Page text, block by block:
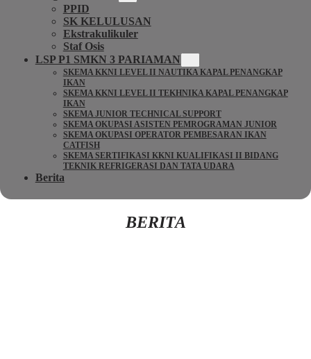
PPID
SK KELULUSAN
Ekstrakulikuler
Staf Osis
LSP P1 SMKN 3 PARIAMAN
SKEMA KKNI LEVEL II NAUTIKA KAPAL PENANGKAP
IKAN
SKEMA KKNI LEVEL II TEKHNIKA KAPAL PENANGKAP
IKAN
SKEMA JUNIOR TECHNICAL SUPPORT
SKEMA OKUPASI ASISTEN PEMROGRAMAN JUNIOR
SKEMA OKUPASI OPERATOR PEMBESARAN IKAN
CATFISH
SKEMA SERTIFIKASI KKNI KUALIFIKASI II BIDANG
TEKNIK REFRIGERASI DAN TATA UDARA
Berita
BERITA